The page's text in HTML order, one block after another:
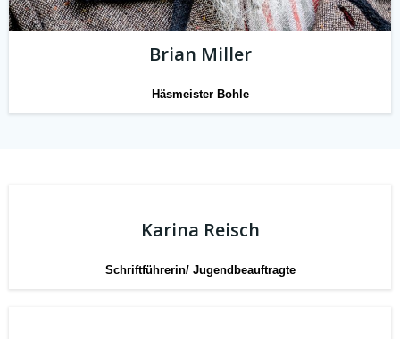
Brian Miller
Häsmeister Bohle
Karina Reisch
Schriftführerin/ Jugendbeauftragte